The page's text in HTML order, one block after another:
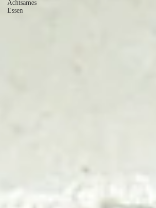
Achtsames
Essen